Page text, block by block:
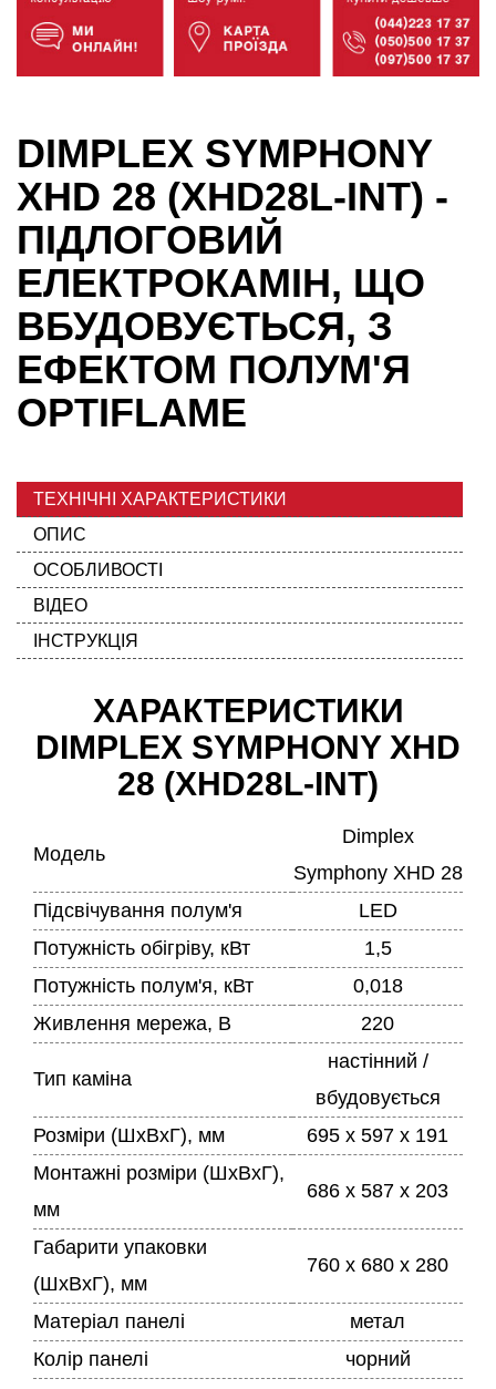
DIMPLEX SYMPHONY
XHD 28 (XHD28L-INT) -
ПІДЛОГОВИЙ
ЕЛЕКТРОКАМІН, ЩО
ВБУДОВУЄТЬСЯ, З
ЕФЕКТОМ ПОЛУМ'Я
OPTIFLAME
ТЕХНІЧНІ ХАРАКТЕРИСТИКИ
ОПИС
ОСОБЛИВОСТІ
ВІДЕО
ІНСТРУКЦІЯ
ХАРАКТЕРИСТИКИ
DIMPLEX SYMPHONY XHD
28 (XHD28L-INT)
Модель
Dimplex
Symphony XHD 28
Підсвічування полум'я
LED
Потужність обігріву, кВт
1,5
Потужність полум'я, кВт
0,018
Живлення мережа, В
220
Тип каміна
настінний /
вбудовується
Розміри (ШхВхГ), мм
695 x 597 x 191
Монтажні розміри (ШхВхГ),
мм
686 x 587 x 203
Габарити упаковки
(ШхВхГ), мм
760 x 680 x 280
Матеріал панелі
метал
Колір панелі
чорний